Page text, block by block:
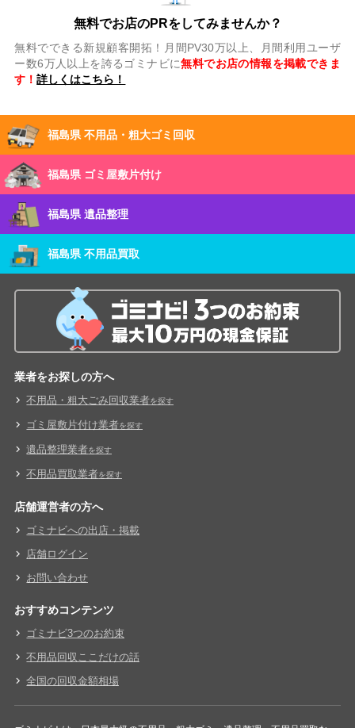
無料でお店のPRをしてみませんか？
無料でできる新規顧客開拓！月間PV30万以上、月間利用ユーザ
ー数6万人以上を誇るゴミナビに無料でお店の情報を掲載できま
す！詳しくはこちら！
福島県 不用品・粗大ゴミ回収
福島県 ゴミ屋敷片付け
福島県 遺品整理
福島県 不用品買取
業者をお探しの方へ
不用品・粗大ごみ回収業者を探す
ゴミ屋敷片付け業者を探す
遺品整理業者を探す
不用品買取業者を探す
店舗運営者の方へ
ゴミナビへの出店・掲載
店舗ログイン
お問い合わせ
おすすめコンテンツ
ゴミナビ3つのお約束
不用品回収ここだけの話
全国の回収金額相場